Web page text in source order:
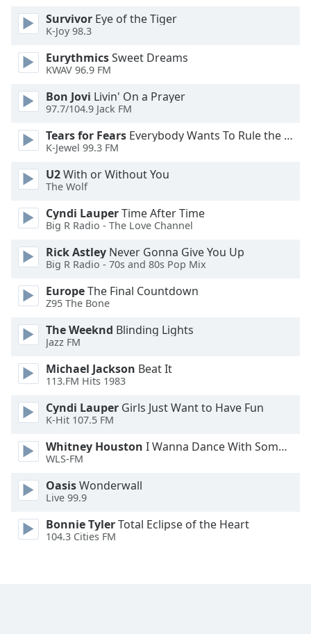
Text
Color
Opacity
Text
Background
Background
Color
Opacity
Font
Size
Text
Edge
Style
Font
Survivor Eye of the Tiger
K-Joy 98.3
EurythmicsSweet Dreams
KWAV 96.9 FM
Bon Jovi Livin' On a Prayer
97.7/104.9 Jack FM
Tears for Fears Everybody Wants To Rule the World
K-Jewel 99.3 FM
U2With or Without You
The Wolf
Cyndi LauperTime After Time
Big R Radio - The Love Channel
Rick Astley Never Gonna Give You Up
Big R Radio - 70s and 80s Pop Mix
EuropeThe Final Countdown
Z95 The Bone
The Weeknd Blinding Lights
Jazz FM
Michael Jackson Beat It
113.FM Hits 1983
Cyndi Lauper Girls Just Want to Have Fun
K-Hit 107.5 FM
Whitney Houston I Wanna Dance With Somebody
WLS-FM
OasisWonderwall
Live 99.9
Bonnie TylerTotal Eclipse of the Heart
104.3 Cities FM